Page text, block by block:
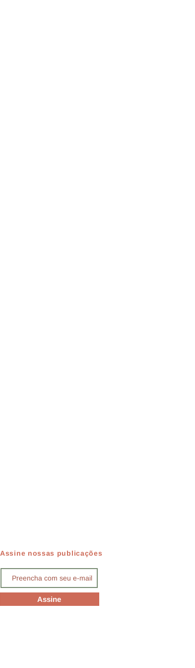
Assine nossas publicações
Assine